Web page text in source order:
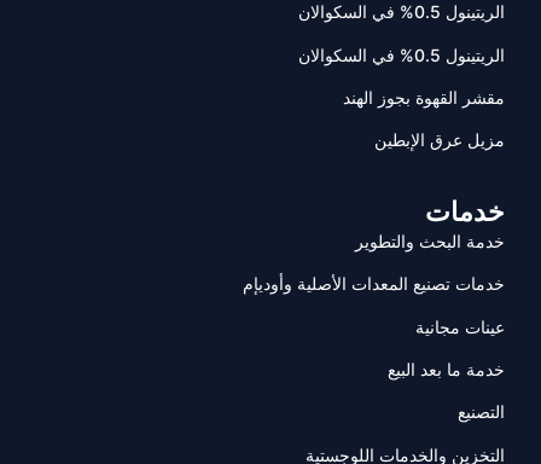
الريتينول 0.5% في السكوالان
الريتينول 0.5% في السكوالان
مقشر القهوة بجوز الهند
مزيل عرق الإبطين
خدمات
خدمة البحث والتطوير
خدمات تصنيع المعدات الأصلية وأوديإم
عينات مجانية
خدمة ما بعد البيع
التصنيع
التخزين والخدمات اللوجستية